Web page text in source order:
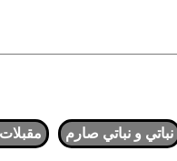
نباتي و نباتي صارم